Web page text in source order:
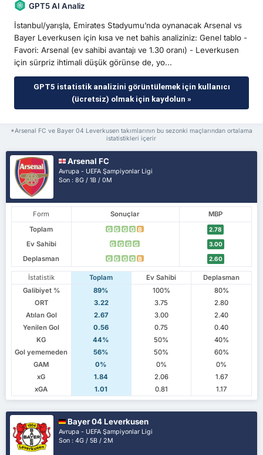
GPT5 AI Analiz
İstanbul/yarışla, Emirates Stadyumu’nda oynanacak Arsenal vs
Bayer Leverkusen için kısa ve net bahis analiziniz: Genel tablo -
Favori: Arsenal (ev sahibi avantajı ve 1.30 oranı) - Leverkusen
için sürpriz ihtimali düşük görünse de, yo...
GPT5 istatistik analizini görüntülemek için kullanıcı
(ücretsiz) olmak için kaydolun »
*Arsenal FC ve Bayer 04 Leverkusen takımlarının bu sezonki maçlarından ortalama
istatistikleri içerir
Arsenal FC
Avrupa - UEFA Şampiyonlar Ligi
Son : 8G / 1B / 0M
Form Sonuçlar
MBP
Toplam
G G G G B 2.78
Ev Sahibi G G G G 3.00
Deplasman G G G G B 2.60
İstatistik Toplam Ev Sahibi
Deplasman
Galibiyet %
89% 100%
80%
ORT
3.22 3.75
2.80
Atılan Gol
2.67 3.00
2.40
Yenilen Gol
0.56 0.75
0.40
KG
44% 50%
40%
Gol yememeden
56% 50%
60%
GAM
0% 0%
0%
xG
1.84 2.06
1.67
xGA
1.01 0.81 1.17
Bayer 04 Leverkusen
Avrupa - UEFA Şampiyonlar Ligi
Son : 4G / 5B / 2M